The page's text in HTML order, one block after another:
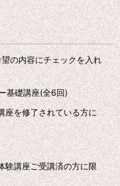
の内容にチェックを入れ
基礎講座(全6回)
座を修了されている方に
験講座ご受講済の方に限